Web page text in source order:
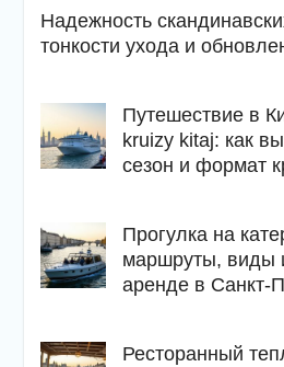
Надежность
тонкости ухода и
Путешествие в
kruizy kitaj: как
сезон и формат
Прогулка на
маршруты, виды
аренде в Санкт-
Ресторанный